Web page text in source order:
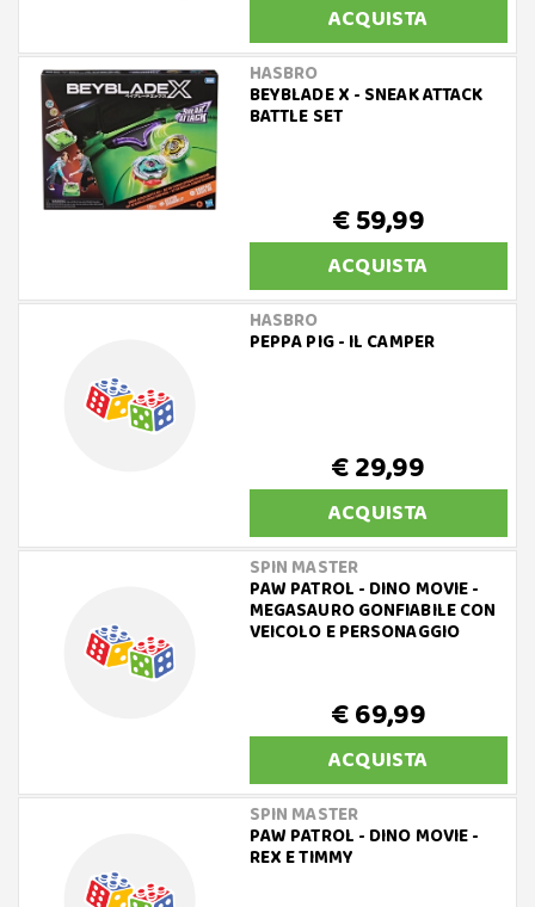
ACQUISTA
HASBRO
BEYBLADE X - SNEAK ATTACK
BATTLE SET
€ 59,99
ACQUISTA
HASBRO
PEPPA PIG - IL CAMPER
€ 29,99
ACQUISTA
SPIN MASTER
PAW PATROL - DINO MOVIE -
MEGASAURO GONFIABILE CON
VEICOLO E PERSONAGGIO
€ 69,99
ACQUISTA
SPIN MASTER
PAW PATROL - DINO MOVIE -
REX E TIMMY